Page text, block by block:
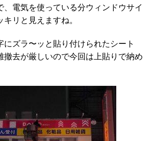
、電気を使っている分ウィンドウサイ
リと見えますね。
にズラ〜ッと貼り付けられたシート
撤去が厳しいので今回は上貼りで納め